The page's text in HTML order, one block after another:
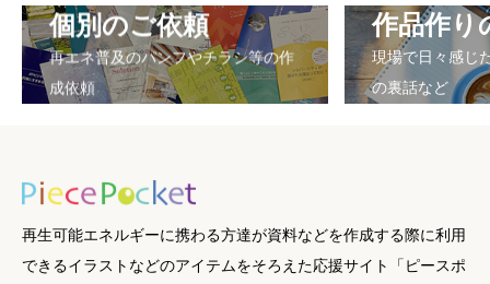
個別のご依頼
再エネ普及のパンフやチラシ等の作
成依頼
作品作り
現場で日々感じ
の裏話など
再生可能エネルギーに携わる方達が資料などを作成する際に利用
できるイラストなどのアイテムをそろえた応援サイト「ピースポ